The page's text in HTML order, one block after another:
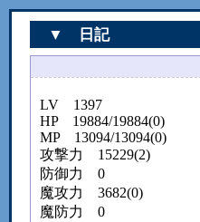
▼ 日記
LV 1397
HP 19884/19884(0)
MP 13094/13094(0)
攻撃力 15229(2)
防御力 0
魔攻力 3682(0)
魔防力 0